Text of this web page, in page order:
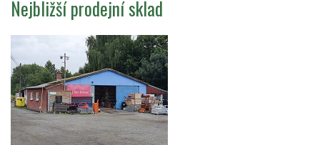
Nejbližší prodejní sklad